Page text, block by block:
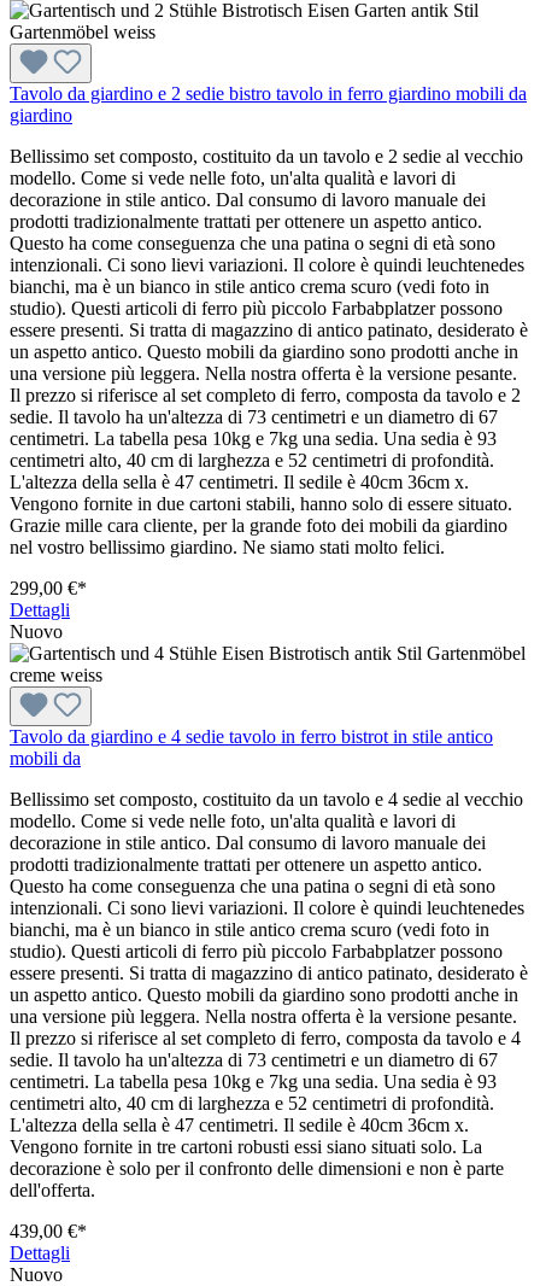
Tavolo da giardino e 2 sedie bistro tavolo in ferro giardino mobili da
giardino
Bellissimo set composto, costituito da un tavolo e 2 sedie al vecchio
modello. Come si vede nelle foto, un'alta qualità e lavori di
decorazione in stile antico. Dal consumo di lavoro manuale dei
prodotti tradizionalmente trattati per ottenere un aspetto antico.
Questo ha come conseguenza che una patina o segni di età sono
intenzionali. Ci sono lievi variazioni. Il colore è quindi leuchtenedes
bianchi, ma è un bianco in stile antico crema scuro (vedi foto in
studio). Questi articoli di ferro più piccolo Farbabplatzer possono
essere presenti. Si tratta di magazzino di antico patinato, desiderato è
un aspetto antico. Questo mobili da giardino sono prodotti anche in
una versione più leggera. Nella nostra offerta è la versione pesante.
Il prezzo si riferisce al set completo di ferro, composta da tavolo e 2
sedie. Il tavolo ha un'altezza di 73 centimetri e un diametro di 67
centimetri. La tabella pesa 10kg e 7kg una sedia. Una sedia è 93
centimetri alto, 40 cm di larghezza e 52 centimetri di profondità.
L'altezza della sella è 47 centimetri. Il sedile è 40cm 36cm x.
Vengono fornite in due cartoni stabili, hanno solo di essere situato.
Grazie mille cara cliente, per la grande foto dei mobili da giardino
nel vostro bellissimo giardino. Ne siamo stati molto felici.
299,00 €*
Dettagli
Nuovo
Tavolo da giardino e 4 sedie tavolo in ferro bistrot in stile antico
mobili da
Bellissimo set composto, costituito da un tavolo e 4 sedie al vecchio
modello. Come si vede nelle foto, un'alta qualità e lavori di
decorazione in stile antico. Dal consumo di lavoro manuale dei
prodotti tradizionalmente trattati per ottenere un aspetto antico.
Questo ha come conseguenza che una patina o segni di età sono
intenzionali. Ci sono lievi variazioni. Il colore è quindi leuchtenedes
bianchi, ma è un bianco in stile antico crema scuro (vedi foto in
studio). Questi articoli di ferro più piccolo Farbabplatzer possono
essere presenti. Si tratta di magazzino di antico patinato, desiderato è
un aspetto antico. Questo mobili da giardino sono prodotti anche in
una versione più leggera. Nella nostra offerta è la versione pesante.
Il prezzo si riferisce al set completo di ferro, composta da tavolo e 4
sedie. Il tavolo ha un'altezza di 73 centimetri e un diametro di 67
centimetri. La tabella pesa 10kg e 7kg una sedia. Una sedia è 93
centimetri alto, 40 cm di larghezza e 52 centimetri di profondità.
L'altezza della sella è 47 centimetri. Il sedile è 40cm 36cm x.
Vengono fornite in tre cartoni robusti essi siano situati solo. La
decorazione è solo per il confronto delle dimensioni e non è parte
dell'offerta.
439,00 €*
Dettagli
Nuovo